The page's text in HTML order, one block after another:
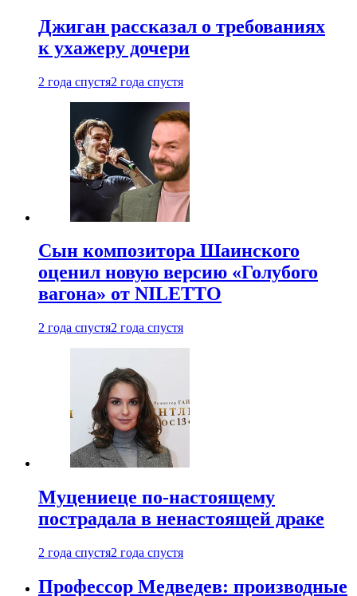
Джиган рассказал о требованиях
к ухажеру дочери
2 года спустя2 года спустя
Сын композитора Шаинского
оценил новую версию «Голубого
вагона» от NILETTO
2 года спустя2 года спустя
Муцениеце по-настоящему
пострадала в ненастоящей драке
2 года спустя2 года спустя
Профессор Медведев: производные